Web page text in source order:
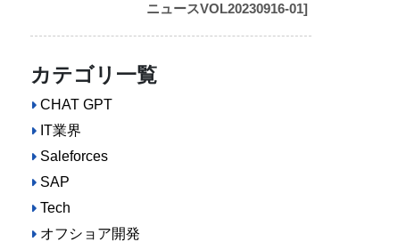
ニュースVOL20230916-01]
カテゴリ一覧
CHAT GPT
IT業界
Saleforces
SAP
Tech
オフショア開発